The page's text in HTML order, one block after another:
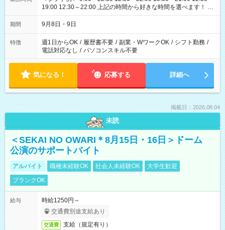
19:00 12:30～22:00 上記の時間から好きな時間を選べます！ ※
時間は変更となる可能性があります
期間 9月8日・9日
特徴 週1日からOK / 履歴書不要 / 副業・WワークOK / シフト勤務 /
電話対応なし / パソコンスキル不要
気になる！ 応募する 詳細へ
掲載日：2026.08.04
未読
＜SEKAI NO OWARI＊8月15日・16日＞ドーム
公演のサポートバイト
アルバイト 職種未経験OK 社会人未経験OK
大学生歓迎
ブランクOK
給与
時給1250円～
交通費別途支給あり
交通費 支給（規定有り）